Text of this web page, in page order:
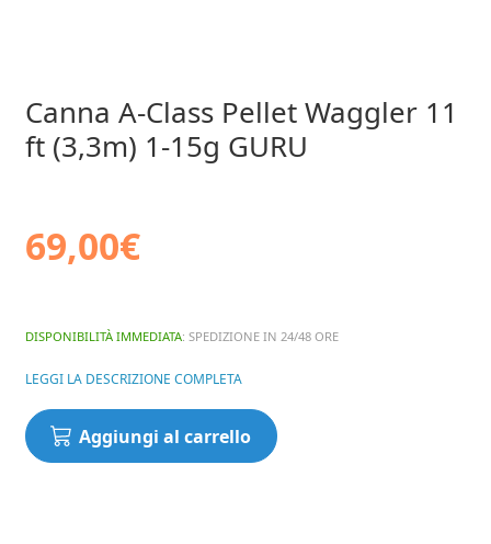
Canna A-Class Pellet Waggler 11
ft (3,3m) 1-15g GURU
69,00€
DISPONIBILITÀ IMMEDIATA: SPEDIZIONE IN 24/48 ORE
LEGGI LA DESCRIZIONE COMPLETA
Canna
A-
Aggiungi al carrello